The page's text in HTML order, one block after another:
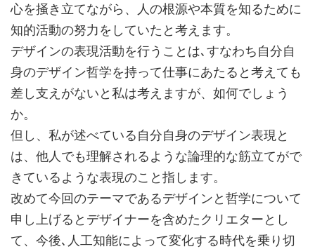
心を掻き立てながら、人の根源や本質を知るために
知的活動の努力をしていたと考えます。
デザインの表現活動を行うことは､すなわち自分自
身のデザイン哲学を持って仕事にあたると考えても
差し支えがないと私は考えますが、如何でしょう
か。
但し、私が述べている自分自身のデザイン表現と
は、他人でも理解されるような論理的な筋立てがで
きているような表現のこと指します。
改めて今回のテーマであるデザインと哲学について
申し上げるとデザイナーを含めたクリエターとし
て、今後､人工知能によって変化する時代を乗り切